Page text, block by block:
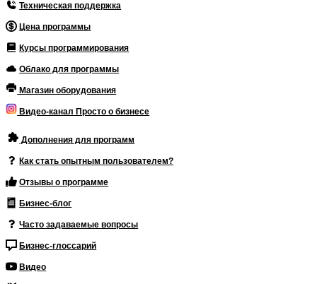
Техническая поддержка
Цена программы
Курсы программирования
Облако для программы
Магазин оборудования
Видео-канал Просто о бизнесе
Дополнения для программ
Как стать опытным пользователем?
Отзывы о программе
Бизнес-блог
Часто задаваемые вопросы
Бизнес-глоссарий
Видео